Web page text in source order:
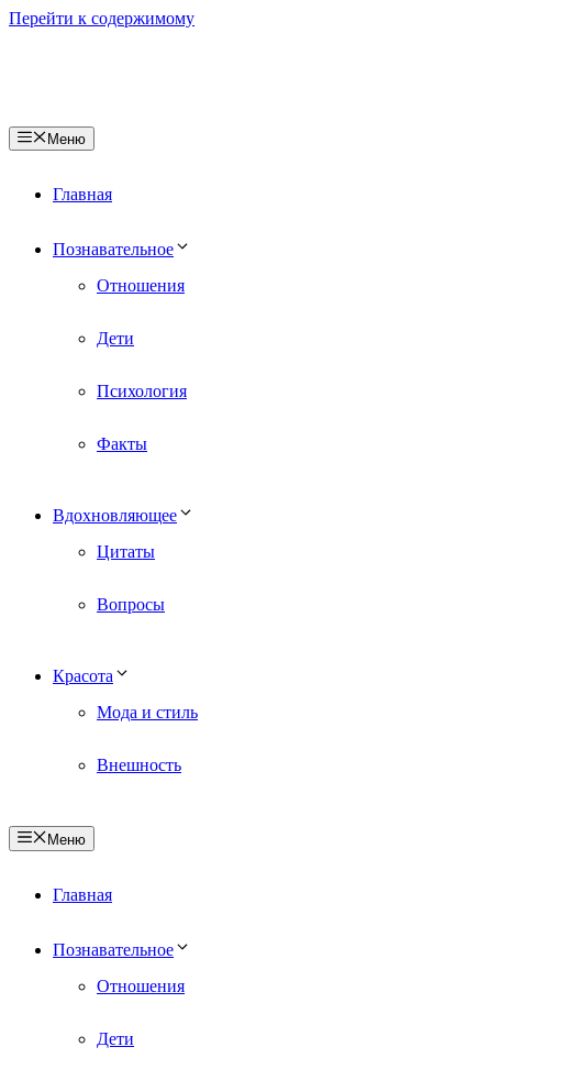
Перейти к содержимому
Меню
Главная
Познавательное
Отношения
Дети
Психология
Факты
Вдохновляющее
Цитаты
Вопросы
Красота
Мода и стиль
Внешность
Меню
Главная
Познавательное
Отношения
Дети